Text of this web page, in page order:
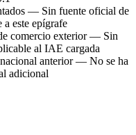
— Sin fuente oficial de
a este epígrafe
comercio exterior— Sin
al IAE cargada
anterior— No se ha
adicional